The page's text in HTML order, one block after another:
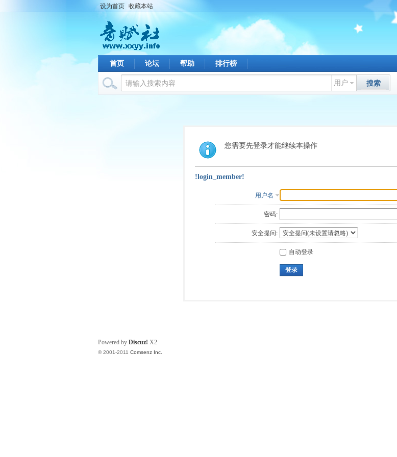
设为首页 收藏本站
首页 论坛 帮助 排行榜
用户 搜索
您需要先登录才能继续本操作
!login_member!
用户名
密码:
安全提问:
自动登录
登录
Powered by Discuz! X2
© 2001-2011 Comsenz Inc.